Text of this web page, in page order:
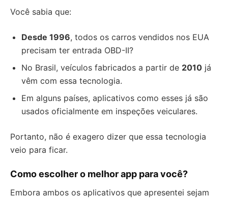
Você sabia que:
Desde 1996, todos os carros vendidos nos EUA
precisam ter entrada OBD-II?
No Brasil, veículos fabricados a partir de 2010 já
vêm com essa tecnologia.
Em alguns países, aplicativos como esses já são
usados oficialmente em inspeções veiculares.
Portanto, não é exagero dizer que essa tecnologia
veio para ficar.
Como escolher o melhor app para você?
Embora ambos os aplicativos que apresentei sejam